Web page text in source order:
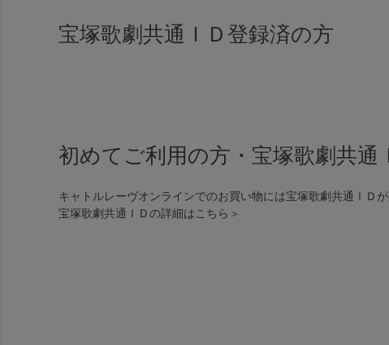
宝塚歌劇共通ＩＤ登録済の方
初めてご利用の方・宝塚歌劇共通
キャトルレーヴオンラインでのお買い物には宝塚歌劇共通ＩＤが
宝塚歌劇共通ＩＤの詳細は こちら＞